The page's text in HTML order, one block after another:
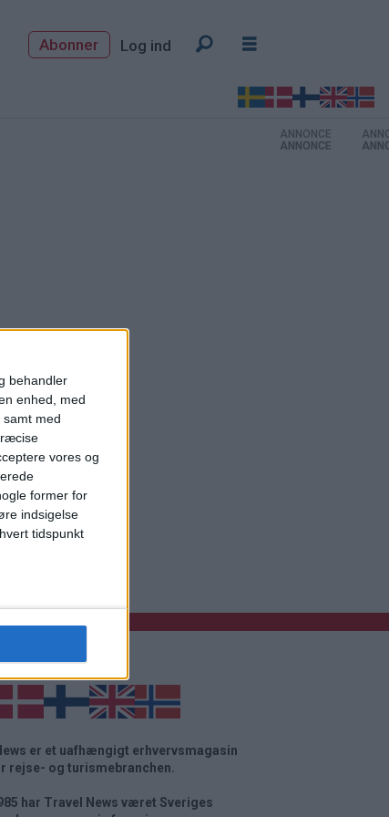
behandler
enhed, med
med
vores og
former for
indsigelse
tidspunkt
Abonner Log ind
ANNONCE
ANNONCE
ANNONCE
er et uafhængigt erhvervsmagasin
rejse- og turismebranchen.
har Travel News været Sveriges